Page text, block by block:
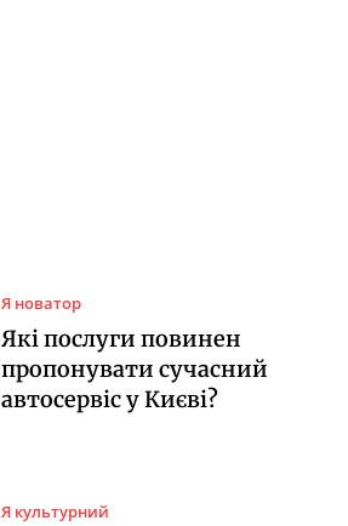
Я новатор
Які послуги повинен
пропонувати сучасний
автосервіс у Києві?
Я культурний